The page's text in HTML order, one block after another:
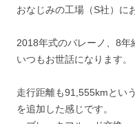
おなじみの工場（S社）に
2018年式のバレーノ、8年
いつもお世話になります。
走行距離も91,555kmとい
を追加した感じです。